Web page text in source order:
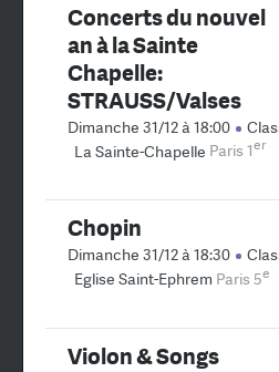
Concerts du nouvel
an à la Sainte
Chapelle:
STRAUSS/Valses
Dimanche 31/12 à 18:00
La Sainte-Chapelle Paris 1er
Chopin
Dimanche 31/12 à 18:30
Eglise Saint-Ephrem Paris 5e
Violon & Songs